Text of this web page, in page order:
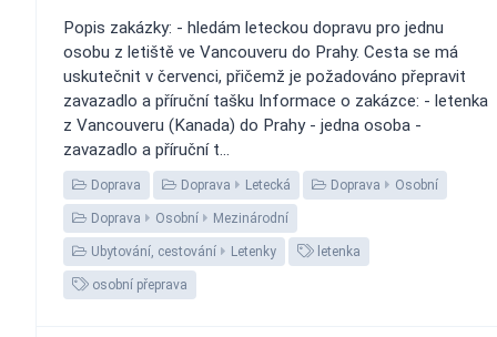
Popis zakázky: - hledám leteckou dopravu pro jednu
osobu z letiště ve Vancouveru do Prahy. Cesta se má
uskutečnit v červenci, přičemž je požadováno přepravit
zavazadlo a příruční tašku Informace o zakázce: - letenka
z Vancouveru (Kanada) do Prahy - jedna osoba -
zavazadlo a příruční t...
Doprava Doprava Letecká Doprava Osobní
Doprava Osobní Mezinárodní
Ubytování, cestování Letenky letenka
osobní přeprava